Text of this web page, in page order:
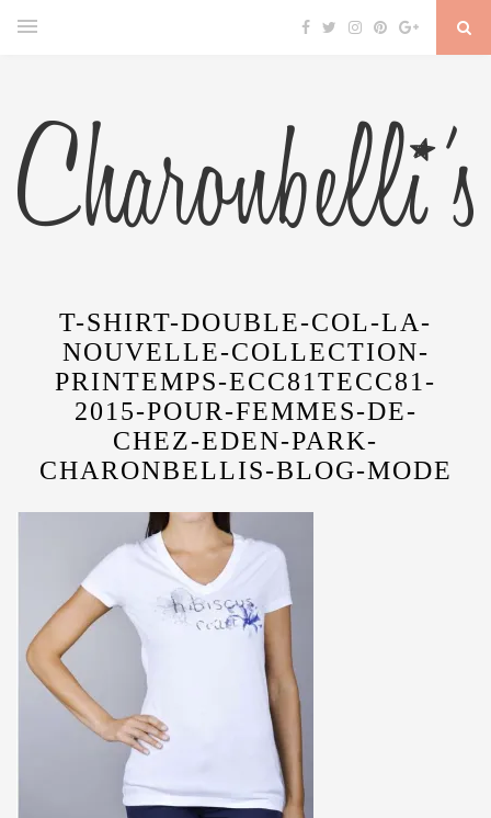
T-SHIRT-DOUBLE-COL-LA-
NOUVELLE-COLLECTION-
PRINTEMPS-ECC81TECC81-
2015-POUR-FEMMES-DE-
CHEZ-EDEN-PARK-
CHARONBELLIS-BLOG-MODE